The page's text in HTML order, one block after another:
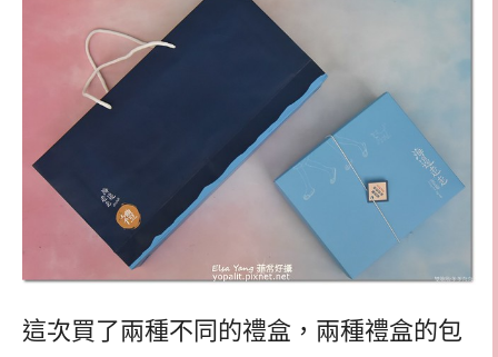
這次買了兩種不同的禮盒，兩種禮盒的包